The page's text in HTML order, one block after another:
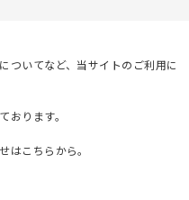
ついてなど、当サイトのご利用に
おります。
はこちらから。